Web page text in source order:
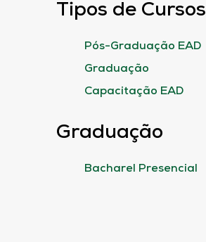
Tipos de Cursos
Pós-Graduação EAD
Graduação
Capacitação EAD
Graduação
Bacharel Presencial